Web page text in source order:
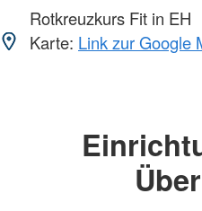
Rotkreuzkurs Fit in EH
Karte: Link zur Google